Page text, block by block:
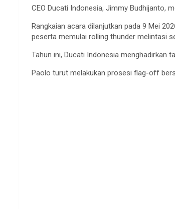
CEO Ducati Indonesia, Jimmy Budhijanto,
Rangkaian acara dilanjutkan pada 9 Mei
peserta memulai rolling thunder melintasi
Tahun ini, Ducati Indonesia menghadirkan
Paolo turut melakukan prosesi flag-off